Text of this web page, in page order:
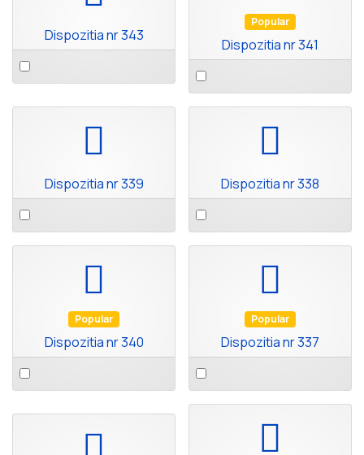
Dispozitia nr 343
Select
an
Popular
Dispozitia nr 341
Select
an
item
Dispozitia nr 339
Select
an
item
Dispozitia nr 338
Select
an
item
Popular
Dispozitia nr 340
Select
an
Popular
Dispozitia nr 337
Select
an
item